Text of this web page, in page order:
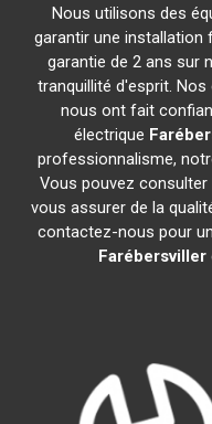
Nous utilisons des
garantir une installation
garantie de 2 ans sur
tranquillité d'esprit.
nous ont fait
électrique
professionnalisme,
Vous pouvez
vous assurer de la
contactez-nous pour
Farébersviller